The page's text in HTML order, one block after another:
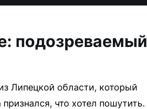
подозреваемый
Липецкой области, который
что хотел пошутить.